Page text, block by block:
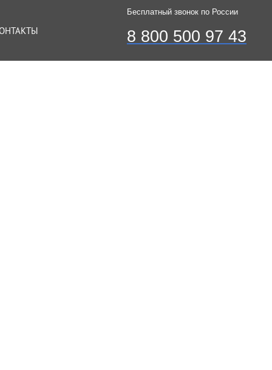
Бесплатный звонок по России
8 800 500 97 43